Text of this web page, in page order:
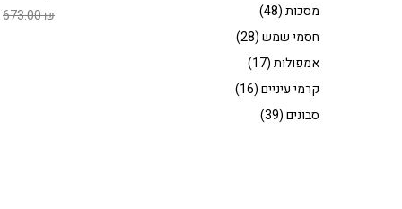
מסכות(48)
חסמי שמש(28)
אמפולות(17)
קרמי עיניים(16)
סבונים(39)
673.00₪